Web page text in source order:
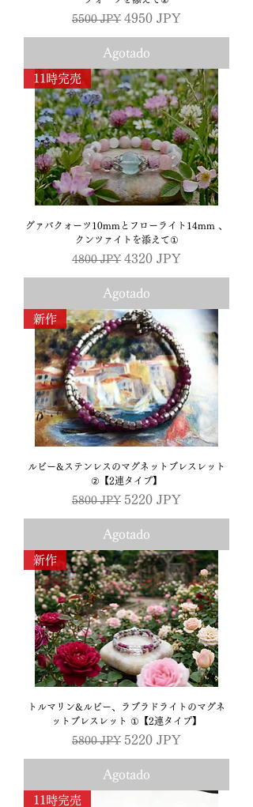
Precio
5500 JPY Precio de oferta
4950 JPY
Agotado
11時完売
グァバクォーツ10mmとフローライト14mm 、
クンツァイトを添えて①
Precio
4800 JPY Precio de oferta
4320 JPY
Agotado
新作
ルビー&ステンレスのマグネットブレスレット
②【2連タイプ】
Precio
5800 JPY Precio de oferta
5220 JPY
Agotado
新作
トルマリン&ルビー、ラブラドライトのマグネ
ットブレスレット ①【2連タイプ】
Precio
5800 JPY Precio de oferta
5220 JPY
Agotado
11時完売